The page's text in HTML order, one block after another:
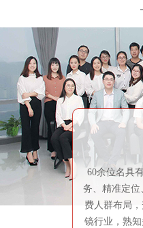
60余位名具
务、精准定
费人群布局
镜行业，熟